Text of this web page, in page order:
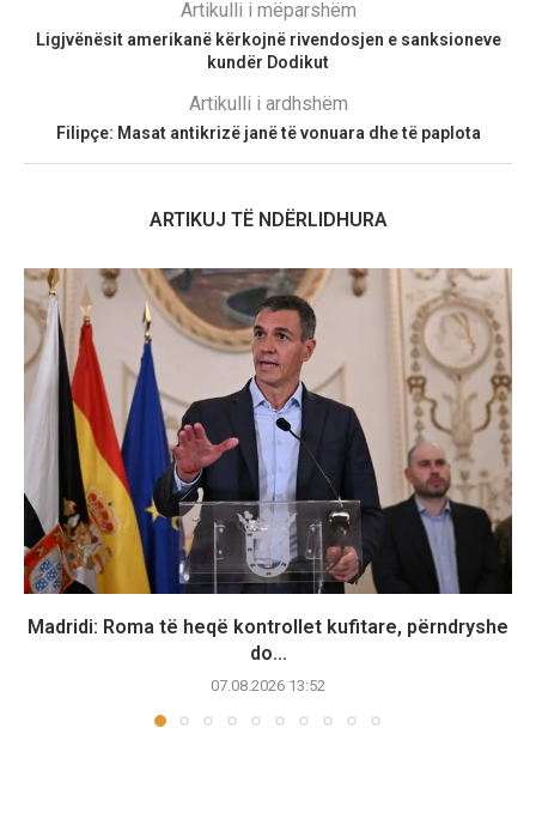
Artikulli i mëparshëm
Ligjvënësit amerikanë kërkojnë rivendosjen e sanksioneve
kundër Dodikut
Artikulli i ardhshëm
Filipçe: Masat antikrizë janë të vonuara dhe të paplota
ARTIKUJ TË NDËRLIDHURA
Madridi: Roma të heqë kontrollet kufitare, përndryshe
do...
07.08.2026 13:52